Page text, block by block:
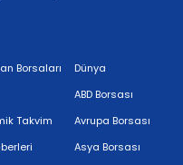
Borsaları
Takvim
Dünya
ABD Borsası
Avrupa Borsası
Asya Borsası